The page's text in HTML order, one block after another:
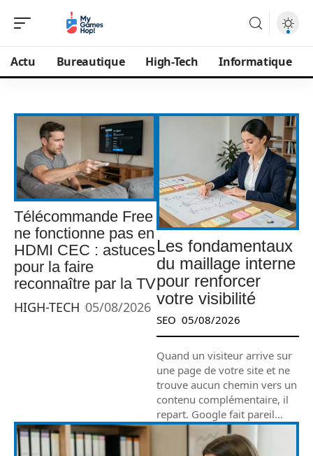
Actu Bureautique High-Tech Informatique
Télécommande Free
ne fonctionne pas en
HDMI CEC : astuces
pour la faire
reconnaître par la TV
HIGH-TECH 05/08/2026
Les fondamentaux
du maillage interne
pour renforcer
votre visibilité
SEO 05/08/2026
Quand un visiteur arrive sur
une page de votre site et ne
trouve aucun chemin vers un
contenu complémentaire, il
repart. Google fait pareil…